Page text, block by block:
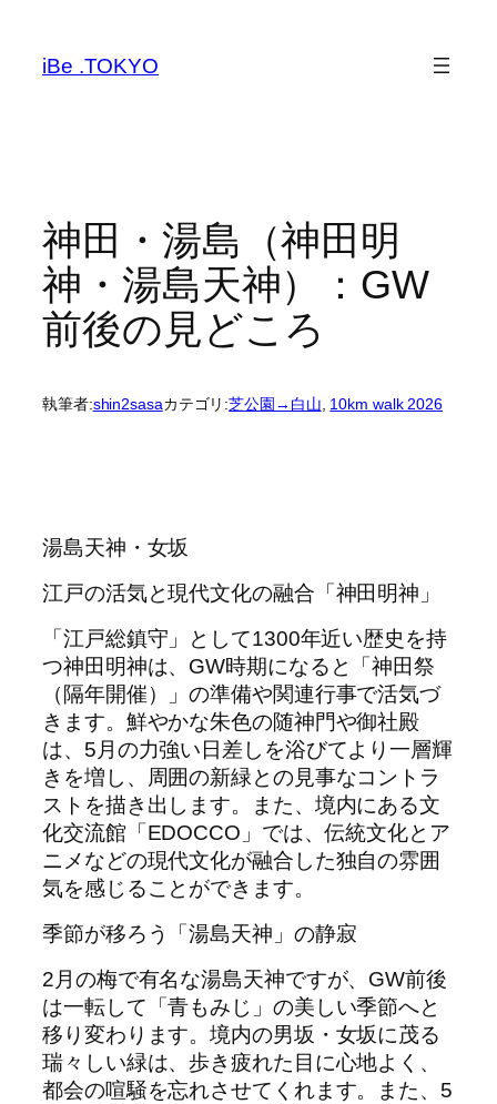
iBe .TOKYO
神田・湯島（神田明
神・湯島天神）：GW
前後の見どころ
執筆者:shin2sasaカテゴリ:芝公園→白山 10km walk 2026
湯島天神・女坂
江戸の活気と現代文化の融合「神田明神」
​「江戸総鎮守」として1300年近い歴史を持
つ神田明神は、GW時期になると「神田祭
（隔年開催）」の準備や関連行事で活気づ
きます。鮮やかな朱色の随神門や御社殿
は、5月の力強い日差しを浴びてより一層輝
きを増し、周囲の新緑との見事なコントラ
ストを描き出します。また、境内にある文
化交流館「EDOCCO」では、伝統文化とア
ニメなどの現代文化が融合した独自の雰囲
気を感じることができます。
​季節が移ろう「湯島天神」の静寂
​2月の梅で有名な湯島天神ですが、GW前後
は一転して「青もみじ」の美しい季節へと
移り変わります。境内の男坂・女坂に茂る
瑞々しい緑は、歩き疲れた目に心地よく、
都会の喧騒を忘れさせてくれます。また、5